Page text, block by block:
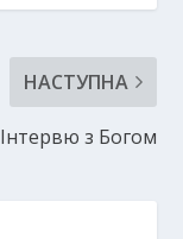
НАСТУПНА
Інтервю з Богом